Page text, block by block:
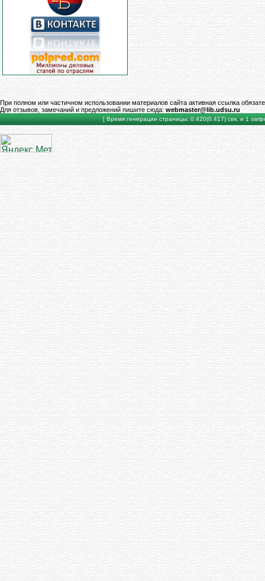
При полном или частичном использовании материалов сайта активная ссылка
Для отзывов, замечаний и предложений пишите сюда: webmaster@lib.udsu.ru
[ Время генерации страницы: 0.420(0.417) сек. и 1